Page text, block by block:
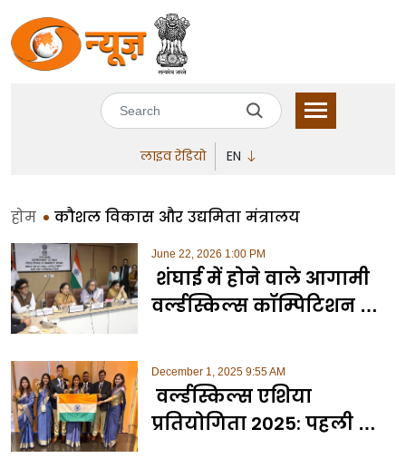
डीडी
सर्च
लाइव रेडियो EN
होम कौशल विकास और उद्यमिता मंत्रालय
June 22, 2026 1:00 PM
शंघाई में होने वाले आगामी
वर्ल्डस्किल्स कॉम्पिटिशन के
December 1, 2025 9:55 AM
वर्ल्डस्किल्स एशिया
प्रतियोगिता 2025: पहली बार